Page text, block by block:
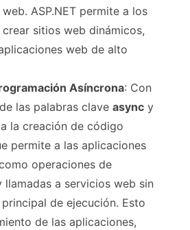
ASP.NET permite a los
sitios web dinámicos,
web de alto
Asíncrona: Con
las palabras clave async y
la creación de código
permite a las aplicaciones
operaciones de
llamadas a servicios web sin
de ejecución. Esto
de las aplicaciones,